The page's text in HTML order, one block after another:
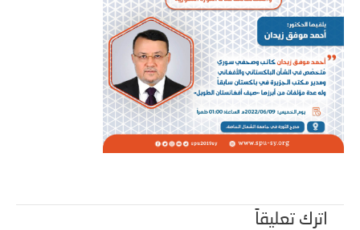
اترك تعليقاً